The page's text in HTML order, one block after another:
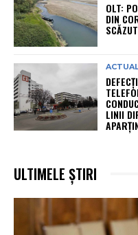
OLT:
DIN
LINII
ULTIMELE ȘTIRI